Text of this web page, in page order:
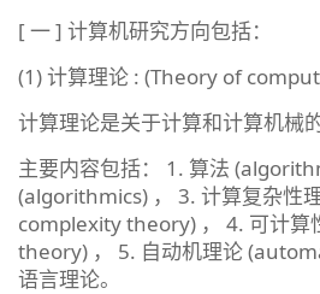
[ 一 ] 计算机研究方向包括：
(1) 计算理论 : (Theory of
计算理论是关于计算和计算机械
主要内容包括： 1. 算法
(algorithmics) ， 3. 计算复杂性
complexity theory) ， 4. 可计
theory) ， 5. 自动机理论
语言理论。